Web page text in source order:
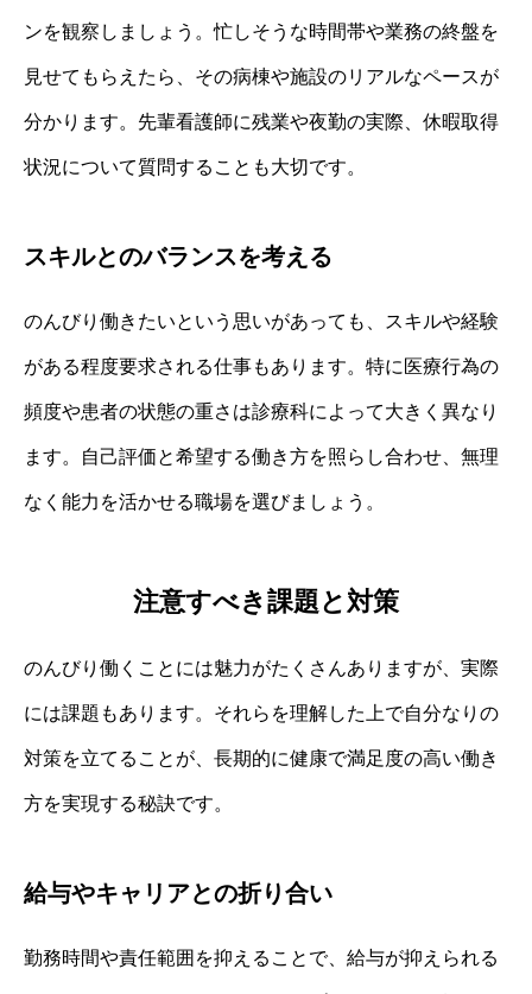
ンを観察しましょう。忙しそうな時間帯や業務の終盤を
見せてもらえたら、その病棟や施設のリアルなペースが
分かります。先輩看護師に残業や夜勤の実際、休暇取得
状況について質問することも大切です。
スキルとのバランスを考える
のんびり働きたいという思いがあっても、スキルや経験
がある程度要求される仕事もあります。特に医療行為の
頻度や患者の状態の重さは診療科によって大きく異なり
ます。自己評価と希望する働き方を照らし合わせ、無理
なく能力を活かせる職場を選びましょう。
注意すべき課題と対策
のんびり働くことには魅力がたくさんありますが、実際
には課題もあります。それらを理解した上で自分なりの
対策を立てることが、長期的に健康で満足度の高い働き
方を実現する秘訣です。
給与やキャリアとの折り合い
勤務時間や責任範囲を抑えることで、給与が抑えられる